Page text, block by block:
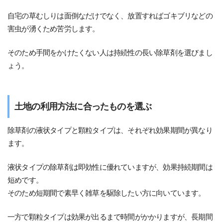
自宅の草むしりは面倒なだけでなく、放置すればゴキブリなどの
害虫が湧くため苦労します。
そのため手間をかけたくない人は持続性の長い除草剤を選びまし
ょう。
土地の利用方法に合ったものを選ぶ
除草剤の液状タイプと顆粒タイプは、それぞれ効果期間が異なり
ます。
液状タイプの除草剤は即効性に優れていますが、効果持続期間は
短めです。
そのため短期間で素早く雑草を駆除したい方に向いています。
一方で顆粒タイプは効果が出るまで時間がかかりますが、長期間